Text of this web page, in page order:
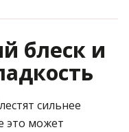
блеск и
сильнее
это может